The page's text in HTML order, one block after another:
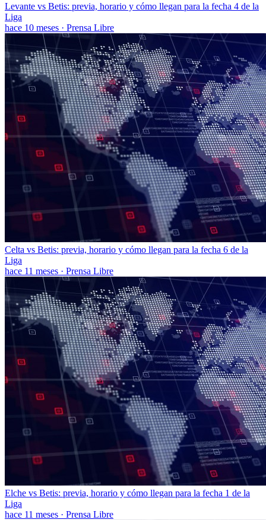
Levante vs Betis: previa, horario y cómo llegan para la fecha 4 de la
Liga
hace 10 meses · Prensa Libre
Celta vs Betis: previa, horario y cómo llegan para la fecha 6 de la
Liga
hace 11 meses · Prensa Libre
Elche vs Betis: previa, horario y cómo llegan para la fecha 1 de la
Liga
hace 11 meses · Prensa Libre